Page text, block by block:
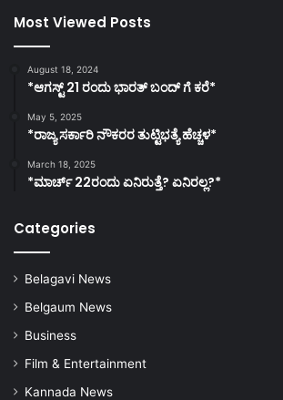
Most Viewed Posts
August 18, 2024
*ಆಗಸ್ಟ್ 21 ರಂದು ಭಾರತ್‌ ಬಂದ್‌ ಗೆ ಕರೆ*
May 5, 2025
*ರಾಜ್ಯ ಸರ್ಕಾರಿ ನೌಕರರ ತುಟ್ಟಿಭತ್ಯೆ ಹೆಚ್ಚಳ*
March 18, 2025
*ಮಾರ್ಚ್ 22ರಂದು ಏನಿರುತ್ತೆ? ಏನಿರಲ್ಲ?*
Categories
Belagavi News
Belgaum News
Business
Film & Entertainment
Kannada News